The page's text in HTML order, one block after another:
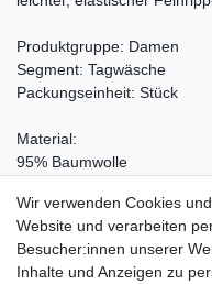
Produktgruppe: Damen
Segment: Tagwäsche
Packungseinheit: Stück
Material:
95% Baumwolle
Waschen bei 60°C, Nicht
bügeln Stufe 1, Nicht
Wir verwenden Cookies
Website und verarbeiten
Besucher:innen unserer
Inhalte und Anzeigen zu